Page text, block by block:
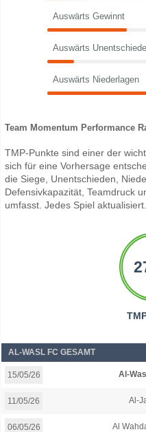
Auswärts Gewinnt
Auswärts
Auswärts Niederlagen
Team Momentum Performance
TMP-Punkte sind einer der
sich für eine Vorhersage
die Siege, Unentschieden,
Defensivkapazität, Teamdruck
umfasst. Jedes Spiel aktualisiert.
AL-WASL FC GESAMT
15/05/26 Al-
11/05/26 Al-
06/05/26 Al